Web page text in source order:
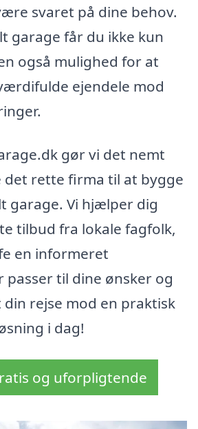
svaret på dine behov.
garage får du ikke kun
også mulighed for at
ejendele mod
gør vi det nemt
rette firma til at bygge
garage. Vi hjælper dig
tilbud fra lokale fagfolk,
en informeret
passer til dine ønsker og
rejse mod en praktisk
i dag!
og uforpligtende